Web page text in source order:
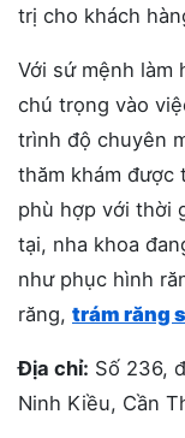
trị cho khách
Với sứ mệnh làm
chú trọng vào
trình độ chuyên
thăm khám được
phù hợp với thời
tại, nha khoa
như phục hình
răng, trám răng
Địa chỉ: Số 236,
Ninh Kiều, Cần